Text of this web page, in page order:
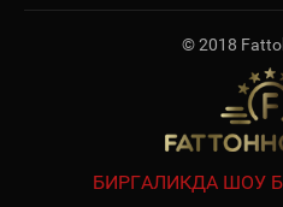
© 2018
БИРГАЛИКДА ШОУ